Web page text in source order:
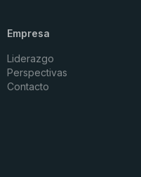
Empresa
Liderazgo
Perspectivas
Contacto